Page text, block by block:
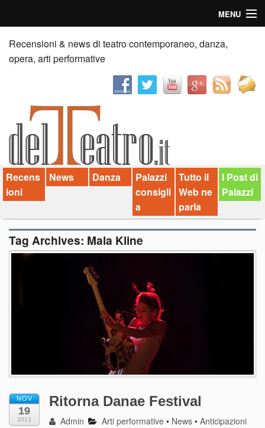
MENU
Home
Recensioni
News
Palazzi consiglia
Video
Chi siamo
Contatti
dT in English
Recensioni & news di teatro contemporaneo, danza,
opera, arti performative
Recens
ioni
News Danza
Palazzi
consigli
a
Tutto il
Web ne
parla
I Post di
Palazzi
Tag Archives: Mala Kline
NOV
19
2013
Ritorna Danae Festival
Admin Arti performative • News •Anticipazioni